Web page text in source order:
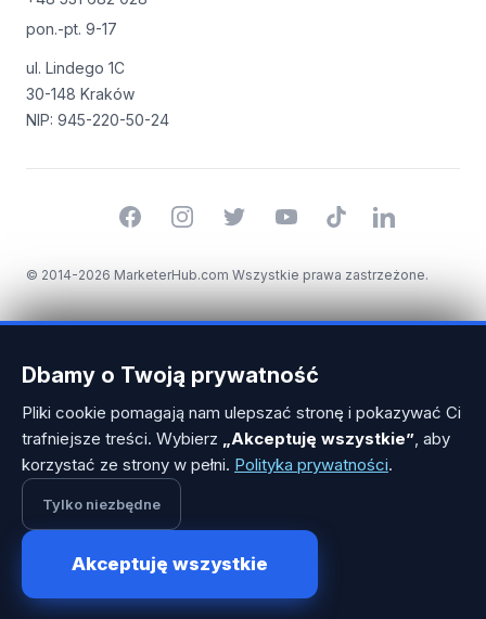
pon.-pt. 9-17
ul. Lindego 1C
30-148 Kraków
NIP: 945-220-50-24
FacebookInstagramTwitter YouTubeTikTokLinkedIn
© 2014-2026 MarketerHub.com Wszystkie prawa zastrzeżone.
Dbamy o Twoją prywatność
Pliki cookie pomagają nam ulepszać stronę i pokazywać Ci
trafniejsze treści. Wybierz „Akceptuję wszystkie”, aby
korzystać ze strony w pełni. Polityka prywatności.
Tylko niezbędne
Akceptuję wszystkie
Potrzebujesz dobrego
copywritera? Powiedz mi więcej o
projekcie, a pomogę w doborze.